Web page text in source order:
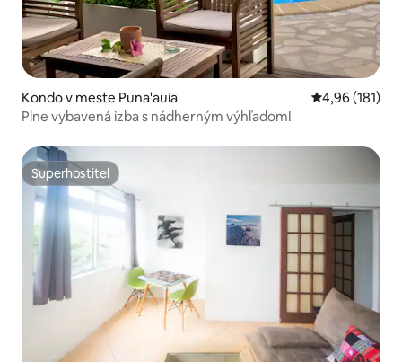
Kondo v meste Puna'auia Priemerné
4,96 (181)
Plne vybavená izba s nádherným výhľadom!
Superhostiteľ
Superhostiteľ